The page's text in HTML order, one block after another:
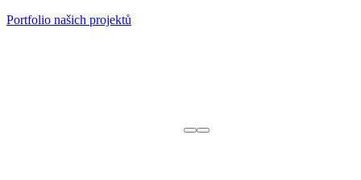
Portfolio našich projektů